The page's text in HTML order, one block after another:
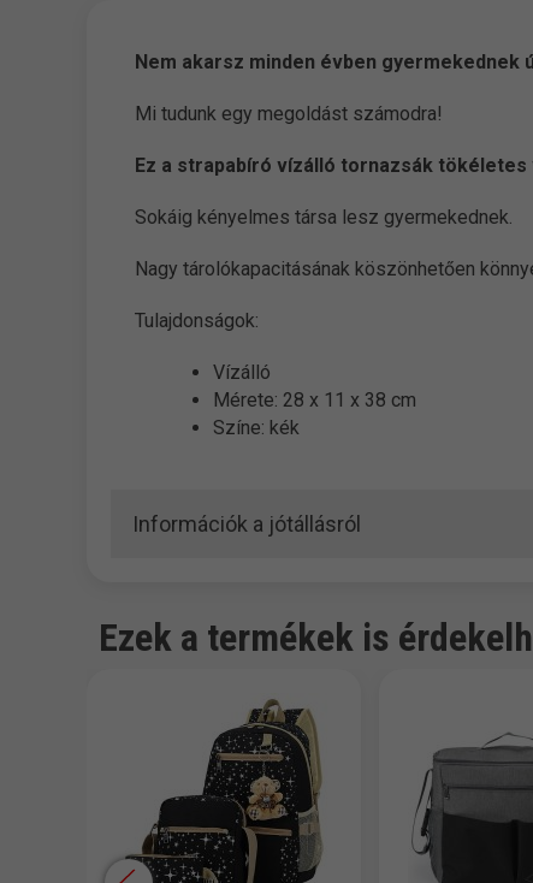
Nem akarsz minden évben
Mi tudunk egy megoldást számodra!
Ez a strapabíró vízálló tornazsák
Sokáig kényelmes társa lesz gyermekednek.
Nagy tárolókapacitásának köszönhetően
Tulajdonságok:
Vízálló
Mérete: 28 x 11 x 38 cm
Színe: kék
Információk a jótállásról
Ezek a termékek is